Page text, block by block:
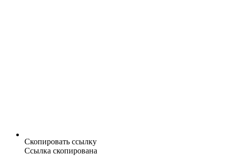
Скопировать ссылку
Ссылка скопирована